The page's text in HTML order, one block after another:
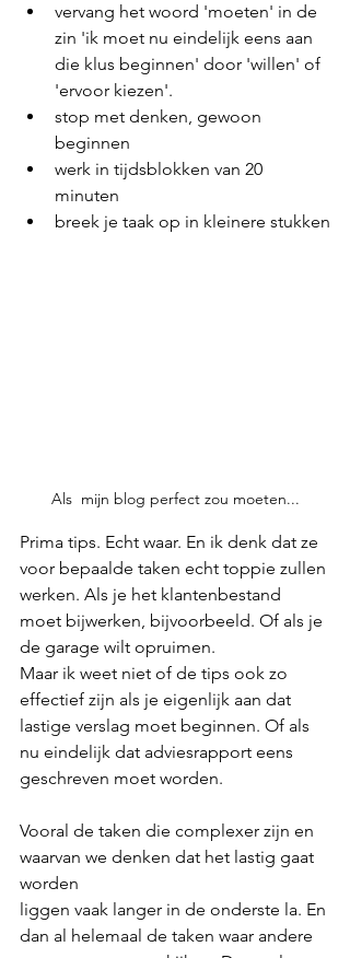
vervang het woord 'moeten' in de
zin 'ik moet nu eindelijk eens aan
die klus beginnen' door 'willen' of
'ervoor kiezen'.
stop met denken, gewoon
beginnen
werk in tijdsblokken van 20
minuten
breek je taak op in kleinere stukken
Als  mijn blog perfect zou moeten...
Prima tips. Echt waar. En ik denk dat ze
voor bepaalde taken echt toppie zullen
werken. Als je het klantenbestand
moet bijwerken, bijvoorbeeld. Of als je
de garage wilt opruimen.
Maar ik weet niet of de tips ook zo
effectief zijn als je eigenlijk aan dat
lastige verslag moet beginnen. Of als
nu eindelijk dat adviesrapport eens
geschreven moet worden.
Vooral de taken die complexer zijn en
waarvan we denken dat het lastig gaat
worden
liggen vaak langer in de onderste la. En
dan al helemaal de taken waar andere